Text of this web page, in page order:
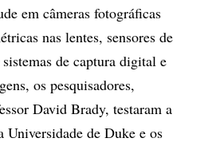
em câmeras fotográficas
nas lentes, sensores de
de captura digital e
os pesquisadores,
David Brady, testaram a
Universidade de Duke e os